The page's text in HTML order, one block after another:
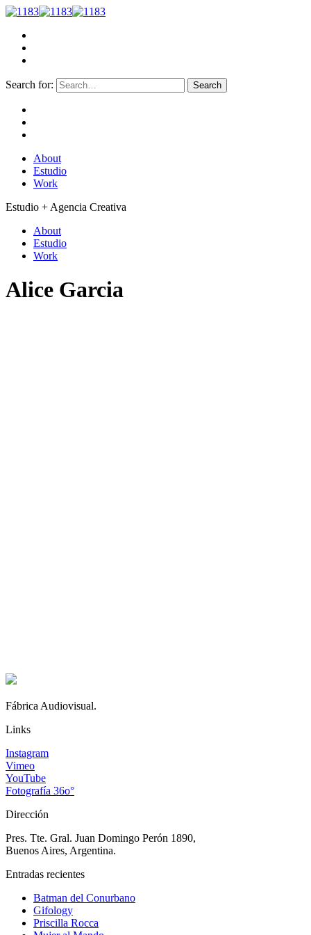
Search for:
About
Estudio
Work
Estudio + Agencia Creativa
About
Estudio
Work
Alice Garcia
Fábrica Audiovisual.
Links
Instagram
Vimeo
YouTube
Fotografía 36o°
Dirección
Pres. Tte. Gral. Juan Domingo Perón 1890,
Buenos Aires, Argentina.
Entradas recientes
Batman del Conurbano
Gifology
Priscilla Rocca